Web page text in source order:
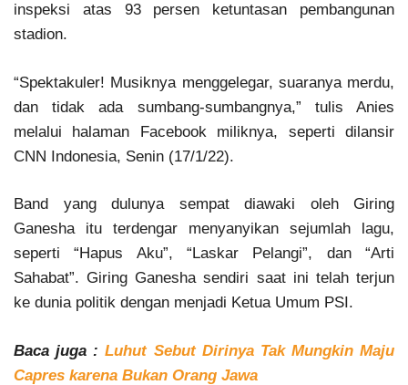
inspeksi atas 93 persen ketuntasan pembangunan
stadion.
“Spektakuler! Musiknya menggelegar, suaranya merdu,
dan tidak ada sumbang-sumbangnya,” tulis Anies
melalui halaman Facebook miliknya, seperti dilansir
CNN Indonesia, Senin (17/1/22).
Band yang dulunya sempat diawaki oleh Giring
Ganesha itu terdengar menyanyikan sejumlah lagu,
seperti “Hapus Aku”, “Laskar Pelangi”, dan “Arti
Sahabat”. Giring Ganesha sendiri saat ini telah terjun
ke dunia politik dengan menjadi Ketua Umum PSI.
Baca juga :Luhut Sebut Dirinya Tak Mungkin Maju
Capres karena Bukan Orang Jawa